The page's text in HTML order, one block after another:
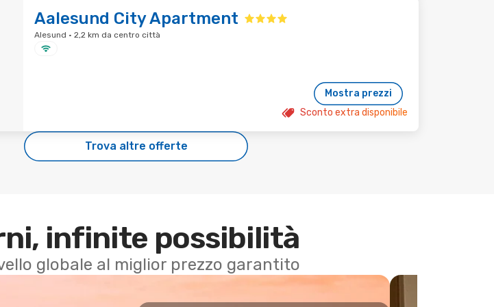
Aalesund City Apartment
Alesund · 2,2 km da centro città
Mostra prezzi
Sconto extra disponibile
Trova altre offerte
infinite possibilità
globale al miglior prezzo garantito